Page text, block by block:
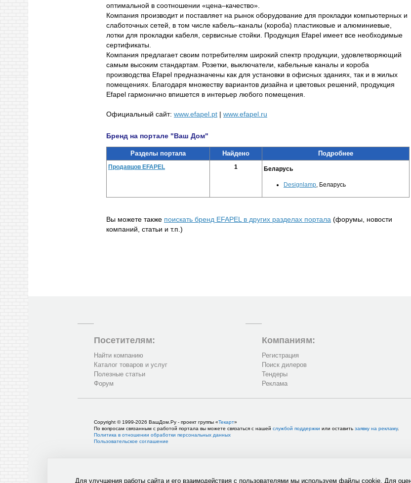
оптимальной в соотношении «цена–качество».
Компания производит и поставляет на рынок оборудование для прокладки компьютерных и
слаботочных сетей, в том числе кабель–каналы (короба) пластиковые и алюминиевые,
лотки для прокладки кабеля, сервисные стойки. Продукция Efapel имеет все необходимые
сертификаты.
Компания предлагает своим потребителям широкий спектр продукции, удовлетворяющий
самым высоким стандартам. Розетки, выключатели, кабельные каналы и короба
производства Efapel предназначены как для установки в офисных зданиях, так и в жилых
помещениях. Благодаря множеству вариантов дизайна и цветовых решений, продукция
Efapel гармонично впишется в интерьер любого помещения.
Официальный сайт: www.efapel.pt | www.efapel.ru
Бренд на портале "Ваш Дом"
Разделы портала Найдено Подробнее
Продавцов EFAPEL 1 Беларусь
Designlamp, Беларусь
Вы можете также поискать бренд EFAPEL в других разделах портала (форумы, новости
компаний, статьи и т.п.)
Посетителям:
Найти компанию
Каталог товаров и услуг
Полезные статьи
Форум
Компаниям:
Регистрация
Поиск дилеров
Тендеры
Реклама
Copyright © 1999-2026 ВашДом.Ру - проект группы «Текарт»
По вопросам связанным с работой портала вы можете связаться с нашей службой поддержки или оставить заявку на рекламу.
Политика в отношении обработки персональных данных
Пользовательское соглашение
Для улучшения работы сайта и его взаимодействия с пользователями мы используем файлы cookie. Для